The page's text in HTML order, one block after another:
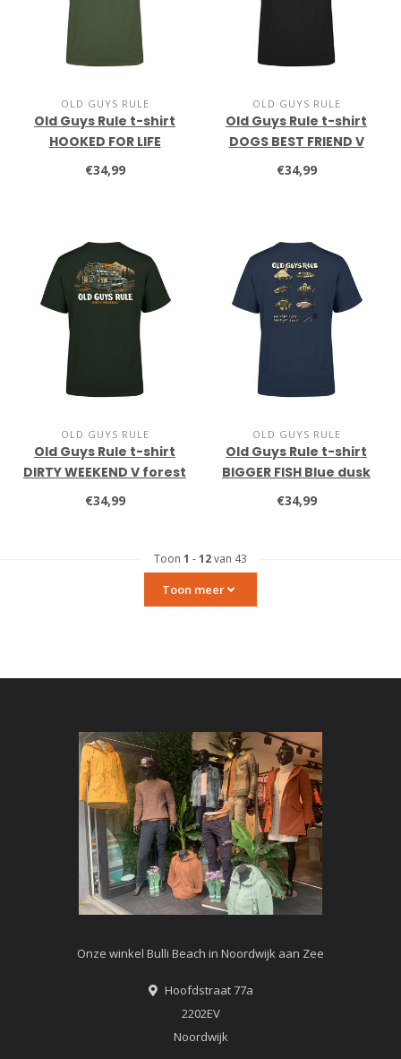
OLD GUYS RULE
Old Guys Rule t-shirt
HOOKED FOR LIFE
military green
€34,99
OLD GUYS RULE
Old Guys Rule t-shirt
DOGS BEST FRIEND V
black
€34,99
OLD GUYS RULE
Old Guys Rule t-shirt
DIRTY WEEKEND V forest
€34,99
OLD GUYS RULE
Old Guys Rule t-shirt
BIGGER FISH Blue dusk
€34,99
Toon 1 -12van 43
Toon meer
Onze winkel Bulli Beach in Noordwijk aan Zee
Hoofdstraat 77a
2202EV
Noordwijk